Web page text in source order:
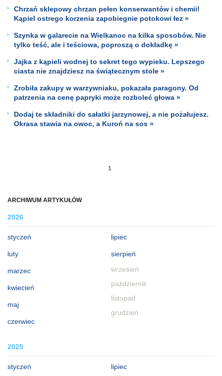
ARCHIWUM ARTYKUŁÓW
2026
styczeń
luty
marzec
kwiecień
maj
czerwiec
lipiec
sierpień
wrzesień
październik
listopad
grudzień
2025
styczeń lipiec
Chrzań sklepowy chrzan pełen konserwantów i chemii!
Kąpiel ostrego korzenia zapobiegnie potokowi łez »
Szynka w galarecie na Wielkanoc na kilka sposobów. Nie
tylko teść, ale i teściowa, poproszą o dokładkę »
Jajka z kąpieli wodnej to sekret tego wypieku. Lepszego
ciasta nie znajdziesz na świątecznym stole »
Zrobiła zakupy w warzywniaku, pokazała paragony. Od
patrzenia na cenę papryki może rozboleć głowa »
Dodaj te składniki do sałatki jarzynowej, a nie pożałujesz.
Okrasa stawia na owoc, a Kuroń na sos »
1